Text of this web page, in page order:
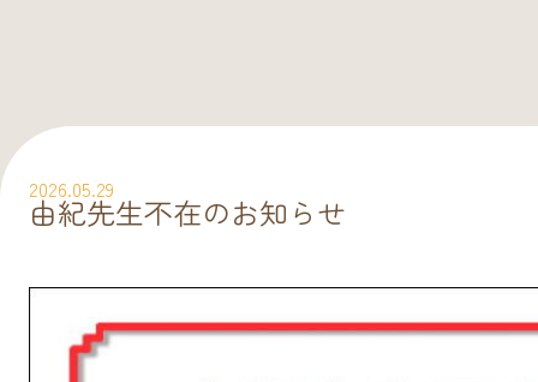
2026.05.29
由紀先生不在のお知らせ